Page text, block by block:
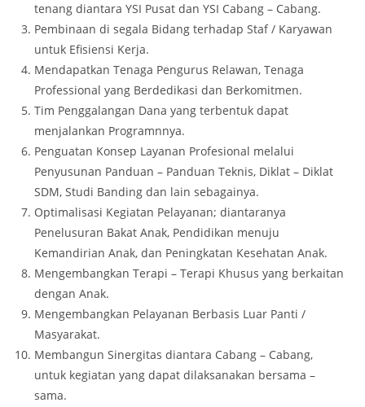
tenang diantara YSI Pusat dan YSI Cabang – Cabang.
Pembinaan di segala Bidang terhadap Staf / Karyawan
untuk Efisiensi Kerja.
Mendapatkan Tenaga Pengurus Relawan, Tenaga
Professional yang Berdedikasi dan Berkomitmen.
Tim Penggalangan Dana yang terbentuk dapat
menjalankan Programnnya.
Penguatan Konsep Layanan Profesional melalui
Penyusunan Panduan – Panduan Teknis, Diklat – Diklat
SDM, Studi Banding dan lain sebagainya.
Optimalisasi Kegiatan Pelayanan; diantaranya
Penelusuran Bakat Anak, Pendidikan menuju
Kemandirian Anak, dan Peningkatan Kesehatan Anak.
Mengembangkan Terapi – Terapi Khusus yang berkaitan
dengan Anak.
Mengembangkan Pelayanan Berbasis Luar Panti /
Masyarakat.
Membangun Sinergitas diantara Cabang – Cabang,
untuk kegiatan yang dapat dilaksanakan bersama –
sama.